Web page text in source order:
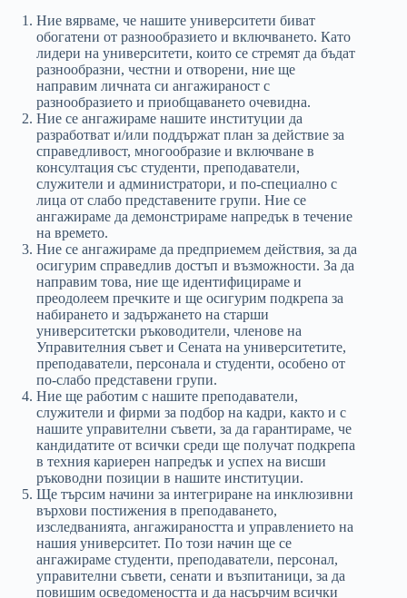
Ние вярваме, че нашите университети биват
обогатени от разнообразието и включването. Като
лидери на университети, които се стремят да бъдат
разнообразни, честни и отворени, ние ще
направим личната си ангажираност с
разнообразието и приобщаването очевидна.
Ние се ангажираме нашите институции да
разработват и/или поддържат план за действие за
справедливост, многообразие и включване в
консултация със студенти, преподаватели,
служители и администратори, и по-специално с
лица от слабо представените групи. Ние се
ангажираме да демонстрираме напредък в течение
на времето.
Ние се ангажираме да предприемем действия, за да
осигурим справедлив достъп и възможности. За да
направим това, ние ще идентифицираме и
преодолеем пречките и ще осигурим подкрепа за
набирането и задържането на старши
университетски ръководители, членове на
Управителния съвет и Сената на университетите,
преподаватели, персонала и студенти, особено от
по-слабо представени групи.
Ние ще работим с нашите преподаватели,
служители и фирми за подбор на кадри, както и с
нашите управителни съвети, за да гарантираме, че
кандидатите от всички среди ще получат подкрепа
в техния кариерен напредък и успех на висши
ръководни позиции в нашите институции.
Ще търсим начини за интегриране на инклюзивни
върхови постижения в преподаването,
изследванията, ангажираността и управлението на
нашия университет. По този начин ще се
ангажираме студенти, преподаватели, персонал,
управителни съвети, сенати и възпитаници, за да
повишим осведомеността и да насърчим всички